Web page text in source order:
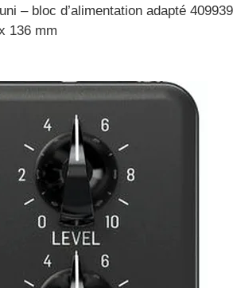
– bloc d’alimentation adapté 409939
136 mm